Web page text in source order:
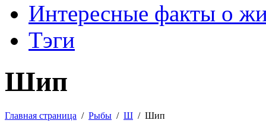
Интересные факты о
Тэги
Шип
Главная страница / Рыбы / Ш / Шип